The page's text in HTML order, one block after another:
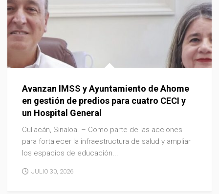
Avanzan IMSS y Ayuntamiento de Ahome
en gestión de predios para cuatro CECI y
un Hospital General
Culiacán, Sinaloa. – Como parte de las acciones
para fortalecer la infraestructura de salud y ampliar
los espacios de educación...
JULIO 30, 2026